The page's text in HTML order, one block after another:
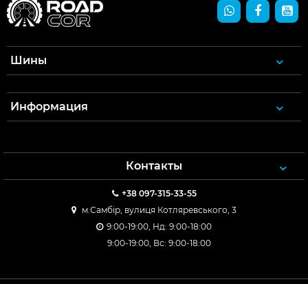
Шины
Информация
Контакты
+38 097-315-33-55
м.Самбір, вулиця Котляревського, 3
9:00-19:00, Нд: 9:00-18:00
9:00-19:00, Вс: 9:00-18:00